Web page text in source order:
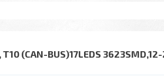
(CAN-BUS)17LEDS